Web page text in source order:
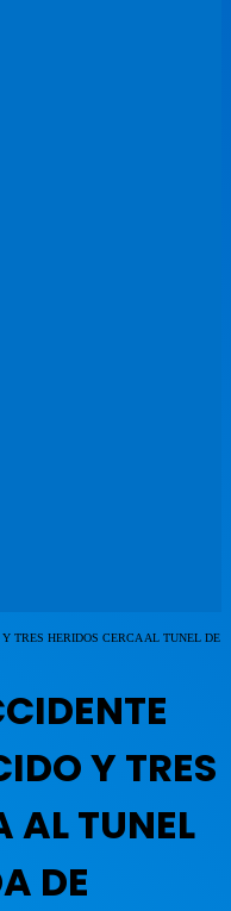
TRES HERIDOS CERCA AL TUNEL DE
Y TRES
AL TUNEL
DE